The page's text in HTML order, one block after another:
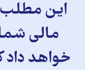
این
مالی
خواهد داد